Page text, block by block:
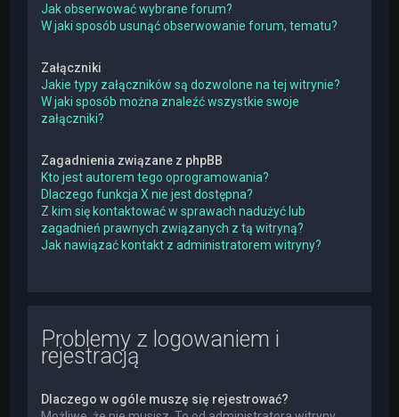
Jak obserwować wybrane forum?
W jaki sposób usunąć obserwowanie forum, tematu?
Załączniki
Jakie typy załączników są dozwolone na tej witrynie?
W jaki sposób można znaleźć wszystkie swoje
załączniki?
Zagadnienia związane z phpBB
Kto jest autorem tego oprogramowania?
Dlaczego funkcja X nie jest dostępna?
Z kim się kontaktować w sprawach nadużyć lub
zagadnień prawnych związanych z tą witryną?
Jak nawiązać kontakt z administratorem witryny?
Problemy z logowaniem i
rejestracją
Dlaczego w ogóle muszę się rejestrować?